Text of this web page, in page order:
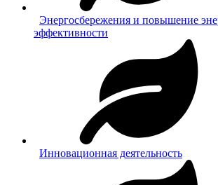
Энергосбережения и повышение
эффективности
Инновационная деятельность